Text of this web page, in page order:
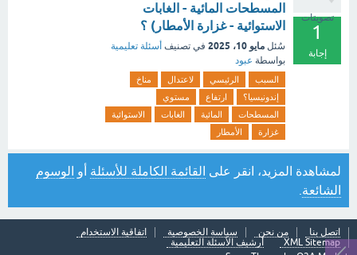
تصويتات
1
إجابة
المسطحات المائية - الغابات
الاستوائية - غزارة الأمطار) ؟
سُئل مايو 10، 2025 في تصنيف أسئلة تعليمية
بواسطة عبود
السبب الرئيسي لاعتدال
مناخ
إندونيسيا؟
ارتفاع
مستوي
المسطحات
المائية الغابات
الاستوائية
غزارة
الأمطار
لمشاهدة المزيد، انقر على القائمة الكاملة للأسئلة أو الوسوم
الشائعة
اتصل بنا من نحن سياسة الخصوصية
اتفاقية الاستخدام
XML Sitemap
أرشيف الأسئلة التعليمية